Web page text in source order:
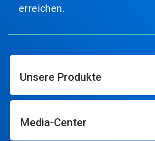
erreichen.
Unsere Produkte
Media-Center